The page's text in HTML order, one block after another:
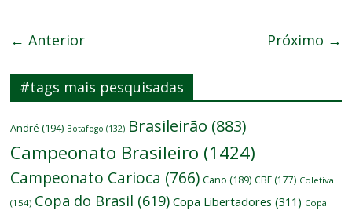
← Anterior Próximo →
#tags mais pesquisadas
André (194) Botafogo (132) Brasileirão (883)
Campeonato Brasileiro (1424)
Campeonato Carioca (766) Cano (189) CBF (177) Coletiva
(154) Copa do Brasil (619) Copa Libertadores (311) Copa